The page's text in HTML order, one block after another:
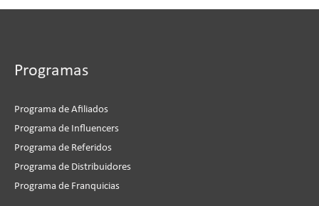
Programas
Programa de Afiliados
Programa de Influencers
Programa de Referidos
Programa de Distribuidores
Programa de Franquicias